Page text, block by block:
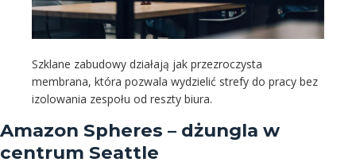
Szklane zabudowy działają jak przezroczysta
membrana, która pozwala wydzielić strefy do pracy bez
izolowania zespołu od reszty biura.
Amazon Spheres – dżungla w
centrum Seattle